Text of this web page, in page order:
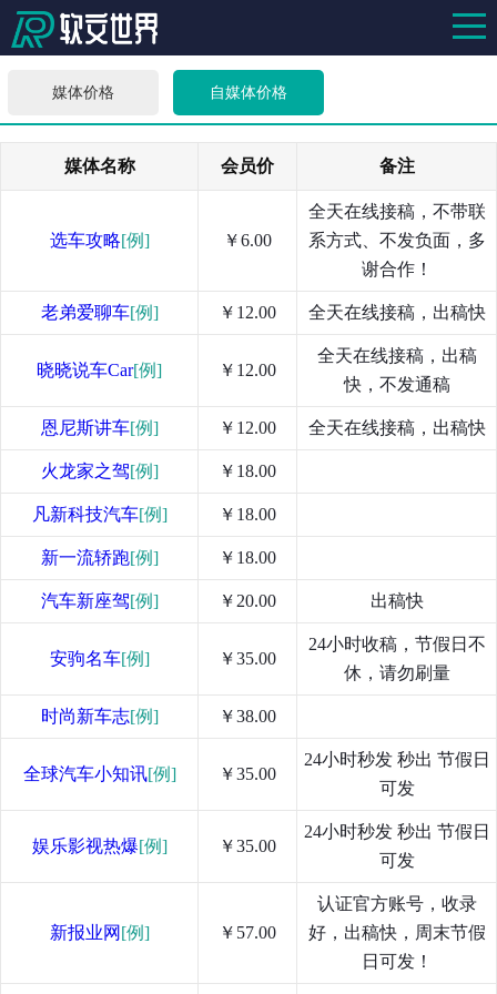
媒体价格 自媒体价格
媒体名称 会员价 备注
选车攻略[例] ￥6.00
全天在线接稿，不带联
系方式、不发负面，多
谢合作！
老弟爱聊车[例] ￥12.00 全天在线接稿，出稿快
晓晓说车Car[例] ￥12.00
全天在线接稿，出稿
快，不发通稿
恩尼斯讲车[例] ￥12.00 全天在线接稿，出稿快
火龙家之驾[例] ￥18.00
凡新科技汽车[例] ￥18.00
新一流轿跑[例] ￥18.00
汽车新座驾[例] ￥20.00 出稿快
安驹名车[例] ￥35.00
24小时收稿，节假日不
休，请勿刷量
时尚新车志[例] ￥38.00
全球汽车小知讯[例] ￥35.00
24小时秒发 秒出 节假日
可发
娱乐影视热爆[例] ￥35.00
24小时秒发 秒出 节假日
可发
新报业网 [例] ￥57.00
认证官方账号，收录
好，出稿快，周末节假
日可发！